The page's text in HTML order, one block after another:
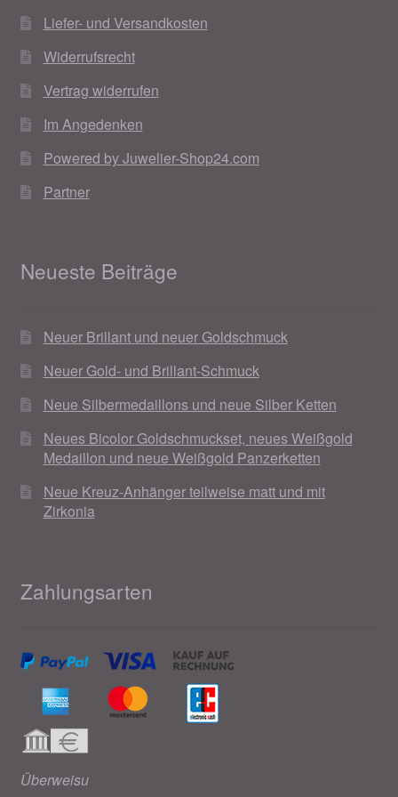
Liefer- und Versandkosten
Widerrufsrecht
Vertrag widerrufen
Im Angedenken
Powered by Juwelier-Shop24.com
Partner
Neueste Beiträge
Neuer Brillant und neuer Goldschmuck
Neuer Gold- und Brillant-Schmuck
Neue Silbermedaillons und neue Silber Ketten
Neues Bicolor Goldschmuckset, neues Weißgold
Medaillon und neue Weißgold Panzerketten
Neue Kreuz-Anhänger teilweise matt und mit
Zirkonia
Zahlungsarten
Überweisu